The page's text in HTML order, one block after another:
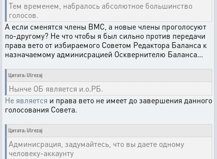
Тем временем, набралось абсолютное большинство
голосов.
А если сменятся члены ВМС, а новые члены проголосуют
по-другому? Не что чтобы я был сильно против передачи
права вето от избираемого Советом Редактора Баланса к
назначаемому админисрацией Осквернителю Баланса...
Цитата: Ulrezaj
Нынче ОБ является и.о.РБ.
Не является и права вето не имеет до завершения данного
голосования Совета.
Цитата: Ulrezaj
Админисрация, задумайтесь, что вы даете одному
человеку-аккаунту